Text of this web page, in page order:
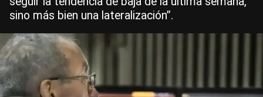
sino más bien una lateralización”.